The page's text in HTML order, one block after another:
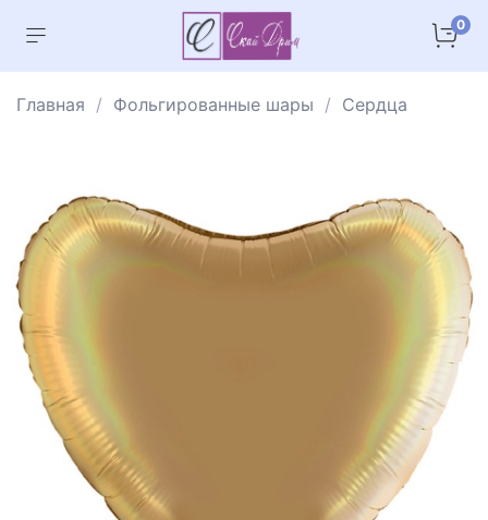
0
Главная Фольгированные шары Сердца